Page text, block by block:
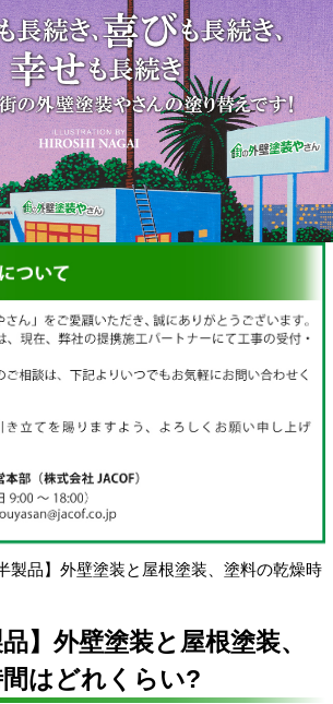
製品】外壁塗装と屋根塗装、塗料の乾燥時
】外壁塗装と屋根塗装、
はどれくらい?